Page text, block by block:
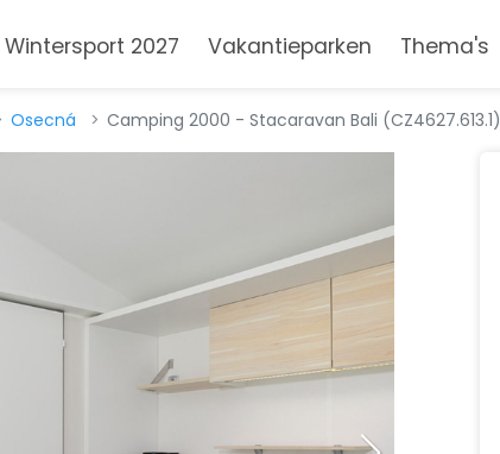
Wintersport 2027 Vakantieparken Thema's
Osecná Camping 2000 - Stacaravan Bali (CZ4627.613.1)